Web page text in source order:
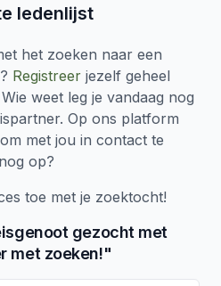
ledenlijst
het zoeken naar een
Registreer jezelf geheel
weet leg je vandaag nog
Op ons platform
met jou in contact te
op?
toe met je zoektocht!
gezocht met
met zoeken!"